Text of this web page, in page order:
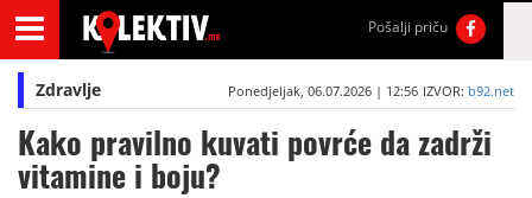
Pošalji priču
Zdravlje Ponedjeljak, 06.07.2026 | 12:56 IZVOR: b92.net
Kako pravilno kuvati povrće da zadrži
vitamine i boju?